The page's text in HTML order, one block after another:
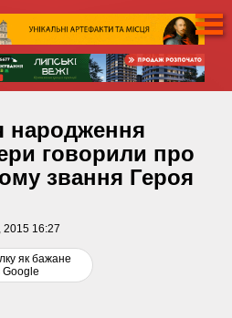
народження
говорили про
звання Героя
2015 16:27
як бажане